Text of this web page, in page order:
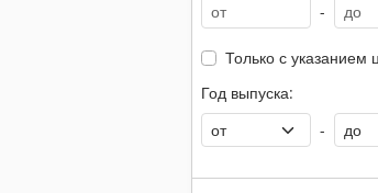
-
Только с указанием
Год выпуска:
-